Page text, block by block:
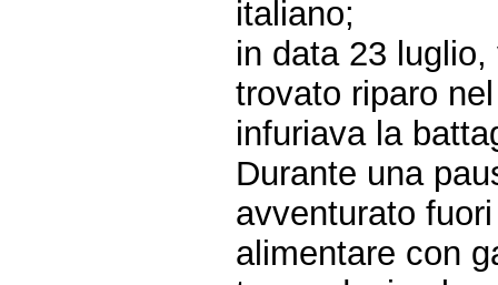
italiano;
in data 23
trovato riparo
infuriava la
Durante una
avventurato
alimentare con